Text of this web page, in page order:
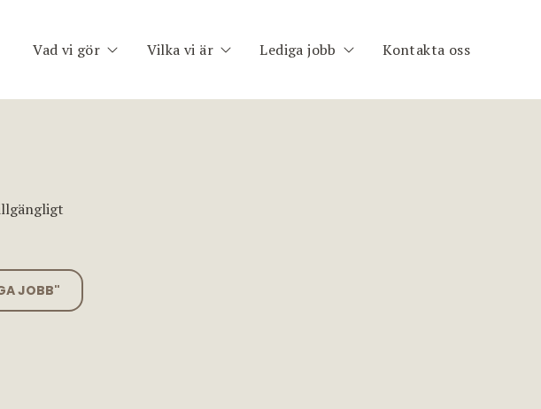
Vad vi gör
Team Assessment
Planet Consulting
Vilka vi är Lediga jobb Kontakta oss
JOBB"